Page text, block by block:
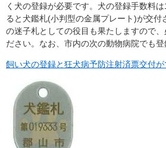
く犬の登録が必要です。犬の登録手数料
ると犬鑑札(小判型の金属プレート)が交付
の迷子札としての役目も果たしますので、
ださい。なお、市内の次の動物病院でも登
飼い犬の登録と狂犬病予防注射済票交付